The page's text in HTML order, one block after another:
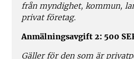
från myndighet, kommun,
privat företag.
Anmälningsavgift 2: 500
Gäller för den som är